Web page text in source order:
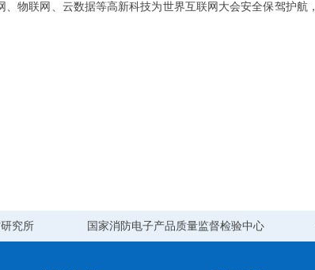
物联网、云数据等高新科技为世界互联网大会安全保驾护航
究所 国家消防电子产品质量监督检验中心